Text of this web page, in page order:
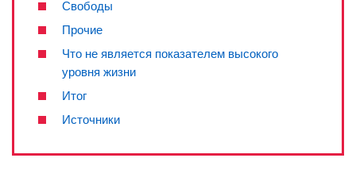
Свободы
Прочие
Что не является показателем высокого
уровня жизни
Итог
Источники